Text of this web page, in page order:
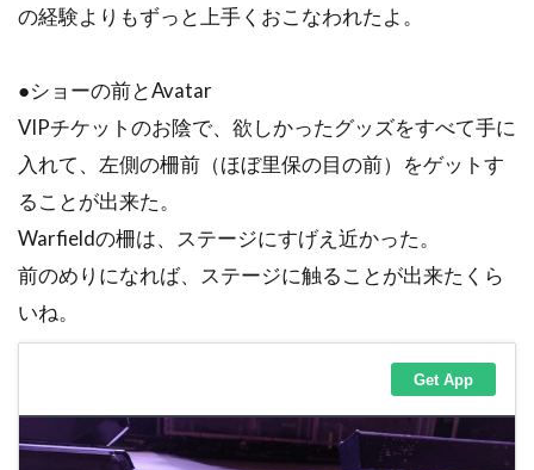
の経験よりもずっと上手くおこなわれたよ。
●ショーの前とAvatar
VIPチケットのお陰で、欲しかったグッズをすべて手に
入れて、左側の柵前（ほぼ里保の目の前）をゲットす
ることが出来た。
Warfieldの柵は、ステージにすげえ近かった。
前のめりになれば、ステージに触ることが出来たくら
いね。